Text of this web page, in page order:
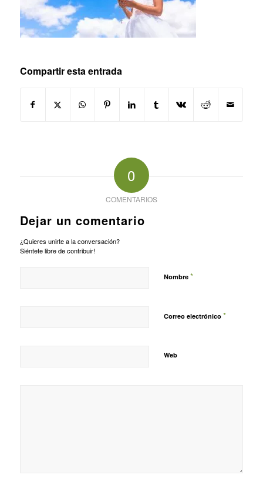
Compartir esta entrada
0
COMENTARIOS
Dejar un comentario
¿Quieres unirte a la conversación?
Siéntete libre de contribuir!
Nombre *
Correo electrónico *
Web